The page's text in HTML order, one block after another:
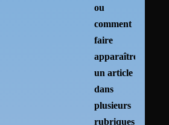
ou
comment
faire
apparaître
un article
dans
plusieurs
rubriques